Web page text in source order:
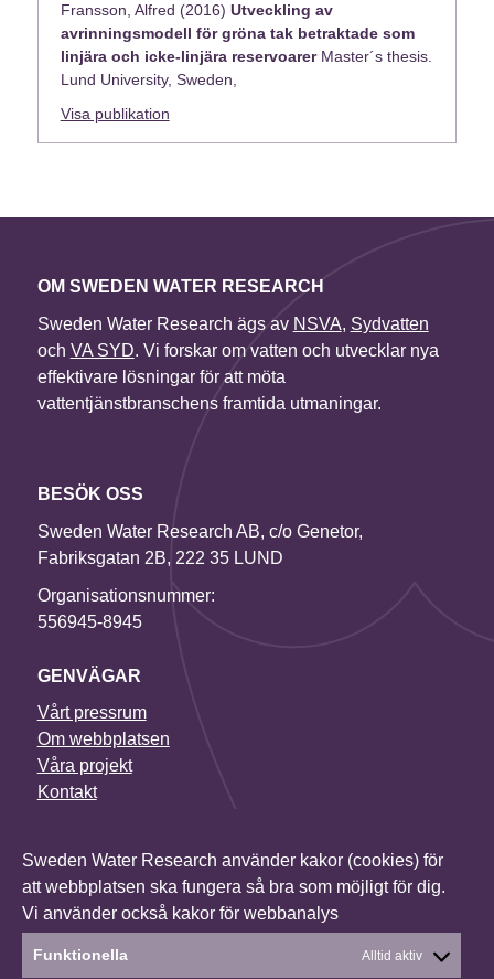
Sweden Water Research använder kakor (cookies) för
att webbplatsen ska fungera så bra som möjligt för dig.
Vi använder också kakor för webbanalys
Funktionella Alltid aktiv
Fransson, Alfred (2016) Utveckling av
avrinningsmodell för gröna tak betraktade som
linjära och icke-linjära reservoarerMaster´s thesis.
Lund University, Sweden,
Visa publikation
OM SWEDEN WATER RESEARCH
Sweden Water Research ägs av NSVA, Sydvatten
och VA SYD. Vi forskar om vatten och utvecklar nya
effektivare lösningar för att möta
vattentjänstbranschens framtida utmaningar.
BESÖK OSS
Sweden Water Research AB, c/o Genetor,
Fabriksgatan 2B, 222 35 LUND
Organisationsnummer:
556945-8945
GENVÄGAR
Vårt pressrum
Om webbplatsen
Våra projekt
Kontakt
I vårt nyhetsbrev får du senaste nytt om alla våra
projekt, vilka konferenser vi deltar i och mycket annat.
Anmäl dig till vårt nyhetsbrev